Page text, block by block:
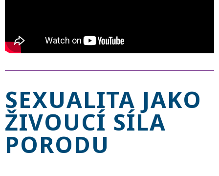
SEXUALITA JAKO
ŽIVOUCÍ SÍLA
PORODU